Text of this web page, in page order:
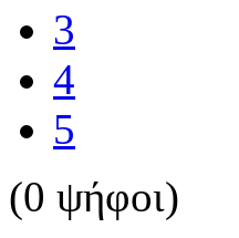
3
4
5
(0 ψήφοι)